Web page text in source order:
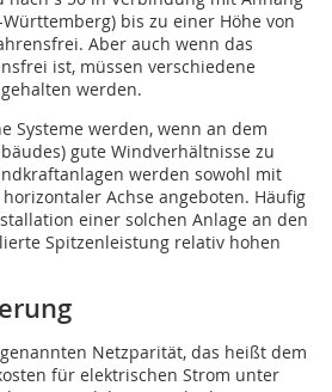
Württemberg) bis zu einer Höhe von
Aber auch wenn das
ist, müssen verschiedene
werden.
Systeme werden, wenn an dem
gute Windverhältnisse zu
werden sowohl mit
Achse angeboten. Häufig
einer solchen Anlage an den
Spitzenleistung relativ hohen
Netzparität, das heißt dem
für elektrischen Strom unter